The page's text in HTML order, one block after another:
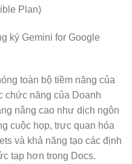
Plan)
toàn bộ tiềm năng của
chức năng của Doanh
nâng cao như dịch ngôn
cuộc họp, trực quan hóa
và khả năng tạo các định
tạp hơn trong Docs.